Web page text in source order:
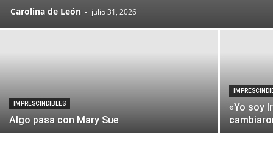
Carolina de León - julio 31, 2026
IMPRESCINDIBLES
Algo pasa con Mary Sue
«Yo soy